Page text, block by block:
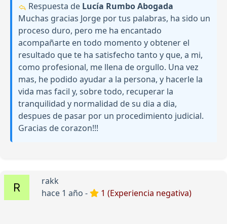
Respuesta de Lucía Rumbo Abogada
Muchas gracias Jorge por tus palabras, ha sido un
proceso duro, pero me ha encantado
acompañarte en todo momento y obtener el
resultado que te ha satisfecho tanto y que, a mi,
como profesional, me llena de orgullo. Una vez
mas, he podido ayudar a la persona, y hacerle la
vida mas facil y, sobre todo, recuperar la
tranquilidad y normalidad de su dia a dia,
despues de pasar por un procedimiento judicial.
Gracias de corazon!!!
rakk
hace 1 año -
1 (Experiencia negativa)